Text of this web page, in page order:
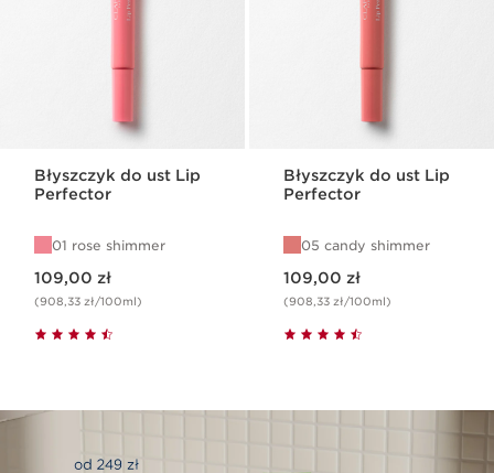
Błyszczyk do ust Lip
Perfector
01 rose shimmer
109,00 zł
(908,33 zł/100ml)
Błyszczyk do ust Lip
Perfector
05 candy shimmer
109,00 zł
(908,33 zł/100ml)